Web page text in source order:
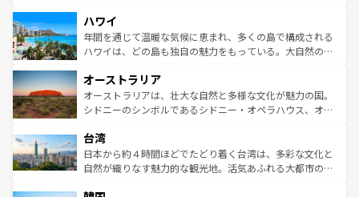
ば市内交通費無料で観光を楽しむこともできる。 なお、新
着のスイス情報はコンテンツ一覧 を参照してほしい。
のような巨大都市は、観光、ショッピング、エンターテイ
ンメントが詰まった刺激的なスポットだ。一方、アメリカ
西部には大自然が広がり、グランドキャニオンやイエロー
部のニューオーリンズでは、音楽と美食が融合した独特の
文化が魅力。旅行者はアメリカの各地域で異なる魅力を楽
しみながら、その多様性と豊かな歴史を感じることができ
ならではの贅沢な旅のスタイルだ。 なお、新着のアメリカ
情報はコンテンツ一覧を参照してほしい。
ハワイ
年間を通じて温暖な気候に恵まれ、多くの島で構成される
ハワイは、どの島も独自の魅力をもっている。大自然の神
ワイ島は見逃せない。また、定番の観光地といえばオアフ
島だが、静かな自然を求めるならマウイ島やカウアイ島が
おすすめ。エメラルドグリーンに輝く海をはじめ、豊かな
れるおもてなしの心で訪れる人々を迎えてくれるハワイの
人々、おいしいローカルフードやハワイアンミュージッ
ク、伝統的なフラダンスなど、すべてがハワイの魅力を彩
オーストラリア
オーストラリアは、壮大な自然と多様な文化が魅力の国。
シドニーのシンボルであるシドニー・オペラハウス、オー
リアリーフや大陸中央部にそびえるウルル（エアーズロッ
ク）、タスマニアの美しい原生林やケアンズの熱帯雨林な
ど、見どころがたくさん。また、カフェやワイン、オージ
台湾
日本から約４時間ほどでたどり着く台湾は、多彩な文化と
自然が織りなす魅力的な観光地。活気あふれる大都市の台